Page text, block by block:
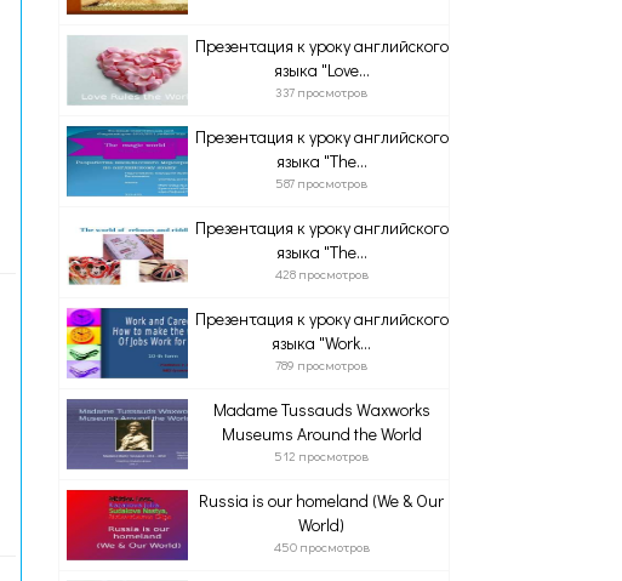
Презентация к уроку английского
языка "Love...
337 просмотров
Презентация к уроку английского
языка "The...
587 просмотров
Презентация к уроку английского
языка "The...
428 просмотров
Презентация к уроку английского
языка "Work...
789 просмотров
Madame Tussauds Waxworks
Museums Around the World
512 просмотров
Russia is our homeland (We & Our
World)
450 просмотров